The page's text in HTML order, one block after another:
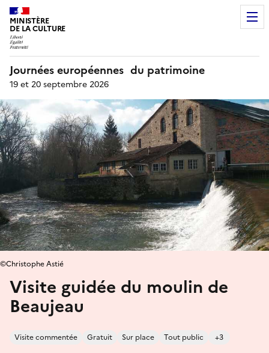
MINISTÈRE
DE LA CULTURE
Journées européennes du patrimoine
19 et 20 septembre 2026
Visite guidée du moulin de
Beaujeau
Visite commentée Gratuit Sur place Tout public +3
©Christophe Astié